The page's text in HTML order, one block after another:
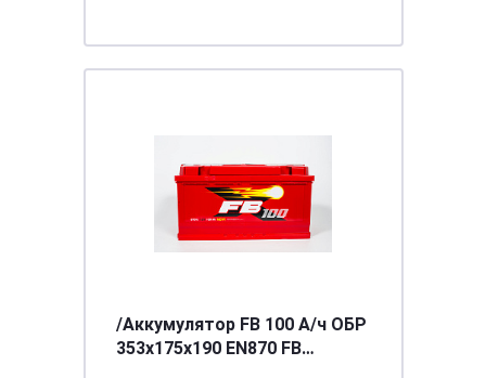
/Аккумулятор FB 100 А/ч ОБР
353х175х190 EN870 FB